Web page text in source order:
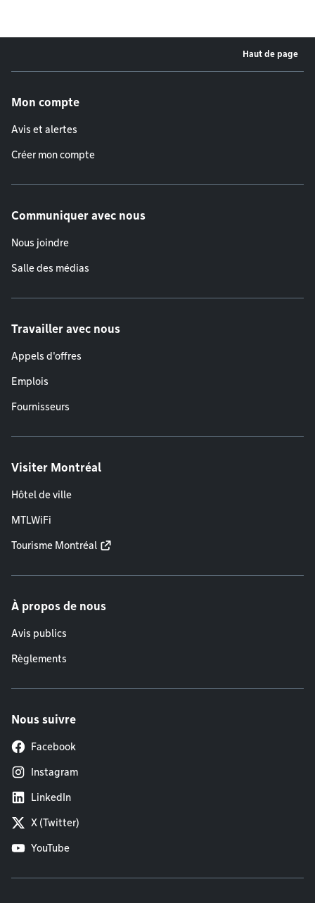
Haut de page
Mon compte
Avis et alertes
Créer mon compte
Communiquer avec nous
Nous joindre
Salle des médias
Travailler avec nous
Appels d'offres
Emplois
Fournisseurs
Visiter Montréal
Hôtel de ville
MTLWiFi
Tourisme Montréal
À propos de nous
Avis publics
Règlements
Nous suivre
Facebook
Instagram
LinkedIn
X (Twitter)
YouTube